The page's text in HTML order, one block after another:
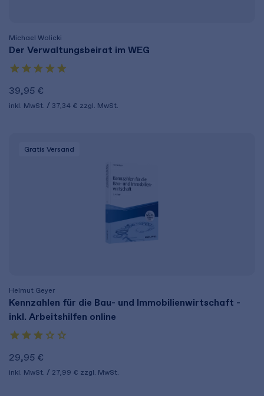
Michael Wolicki
Der Verwaltungsbeirat im WEG
39,95 €
inkl. MwSt. 37,34 € zzgl. MwSt.
Gratis Versand
Helmut Geyer
Kennzahlen für die Bau- und Immobilienwirtschaft -
inkl. Arbeitshilfen online
29,95 €
inkl. MwSt. 27,99 € zzgl. MwSt.